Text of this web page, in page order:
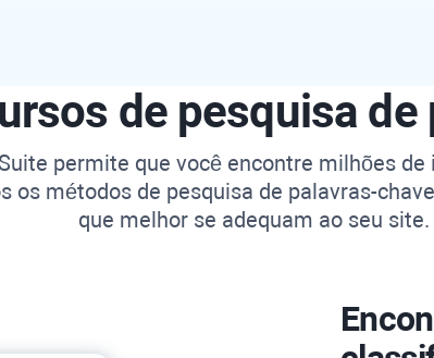
de pesquisa
permite que você encontre milhões
os métodos de pesquisa de palavras-
que melhor se adequam ao seu site.